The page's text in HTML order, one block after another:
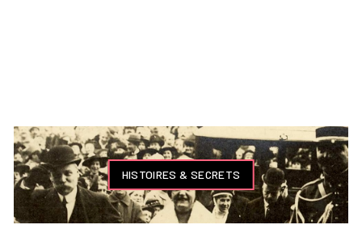
HISTOIRES & SECRETS